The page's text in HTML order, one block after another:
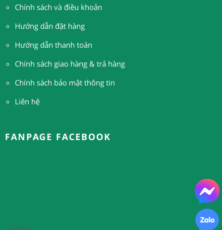
Chính sách và điều khoản
Hướng dẫn đặt hàng
Hướng dẫn thanh toán
Chính sách giao hàng & trả hàng
Chính sách bảo mật thông tin
Liên hệ
FANPAGE FACEBOOK